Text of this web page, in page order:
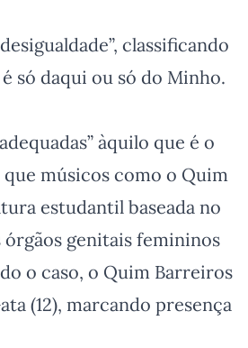
classificando
só daqui ou só do Minho.
àquilo que é o
músicos como o Quim
estudantil baseada no
órgãos genitais femininos
o caso, o Quim Barreiros
(12), marcando presença